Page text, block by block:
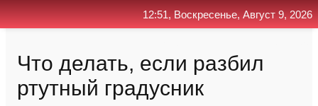
Что делать, если разбил
ртутный градусник
12:51, Воскресенье, Август 9, 2026